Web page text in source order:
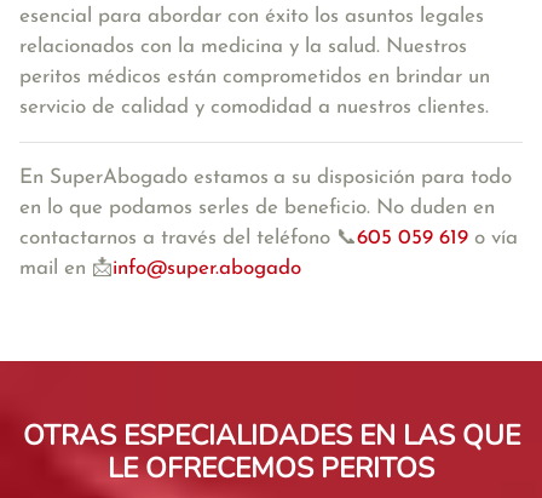
esencial para abordar con éxito los asuntos legales
relacionados con la medicina y la salud. Nuestros
peritos médicos están comprometidos en brindar un
servicio de calidad y comodidad a nuestros clientes.
En SuperAbogado estamos a su disposición para todo
en lo que podamos serles de beneficio. No duden en
contactarnos a través del teléfono 📞605 059 619 o vía
mail en 📩info@super.abogado
OTRAS ESPECIALIDADES EN LAS QUE
LE OFRECEMOS PERITOS